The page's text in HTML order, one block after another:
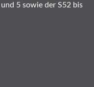
5 sowie der S52 bis